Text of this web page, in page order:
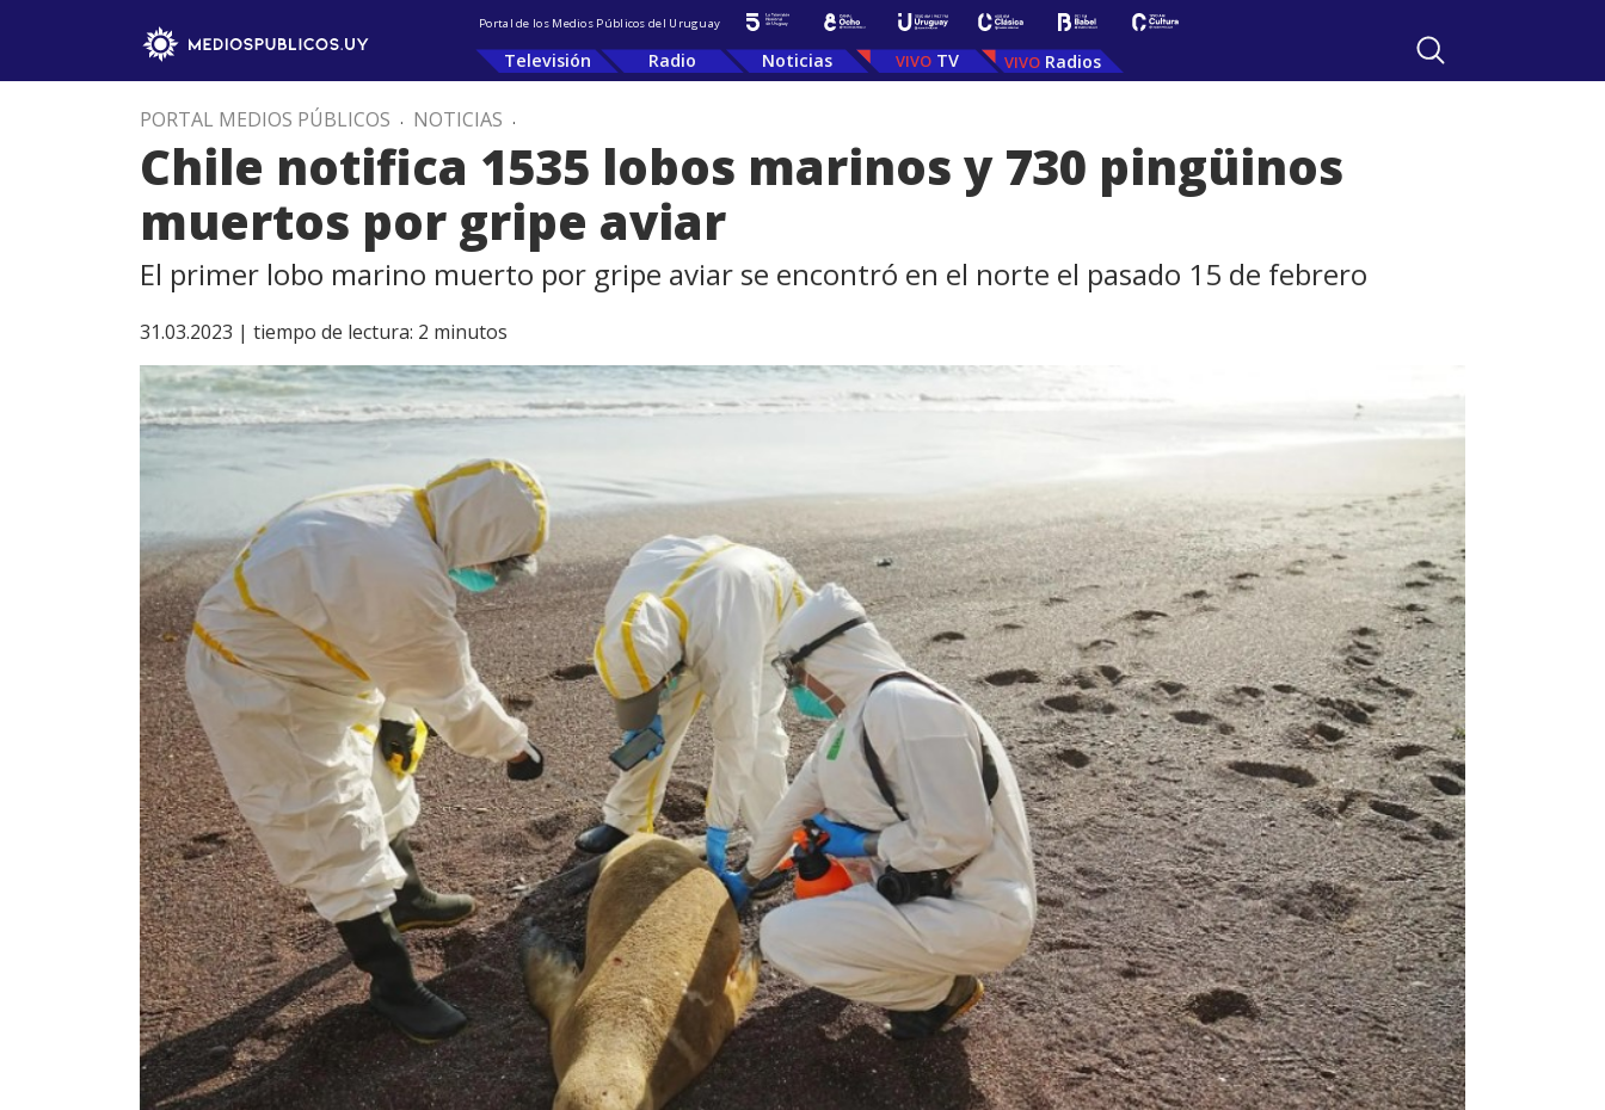
Portal de los Medios Públicos del Uruguay
Televisión Radio Noticias TV Radios
PORTAL MEDIOS PÚBLICOS . NOTICIAS .
Chile notifica 1535 lobos marinos y 730 pingüinos
muertos por gripe aviar
El primer lobo marino muerto por gripe aviar se encontró en el norte el pasado 15 de febrero
31.03.2023 | tiempo de lectura: 2 minutos